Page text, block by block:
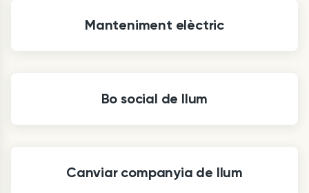
Manteniment elèctric
Bo social de llum
Canviar companyia de llum